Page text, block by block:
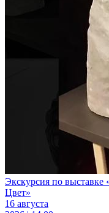
Экскурсия по
Цвет»
16 августа